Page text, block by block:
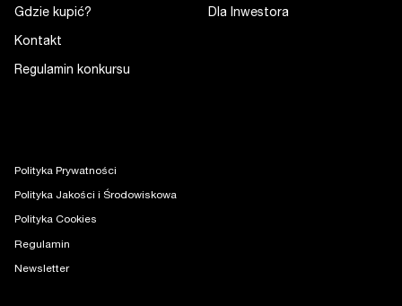
Gdzie kupić?
Kontakt
Regulamin konkursu
Dla Inwestora
Polityka Prywatności
Polityka Jakości i Środowiskowa
Polityka Cookies
Regulamin
Newsletter